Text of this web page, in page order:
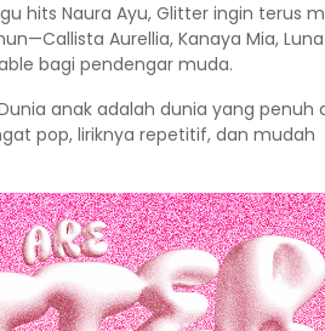
hits Naura Ayu, Glitter ingin terus
Aurellia, Kanaya Mia,
bagi pendengar muda.
anak adalah dunia yang penuh
pop, liriknya repetitif, dan mudah